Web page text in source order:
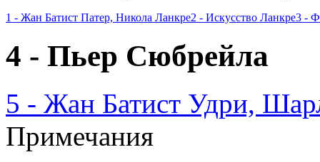
1 - Жан Батист Патер, Никола Ланкре2 - Искусство Ланкре3 -
4 - Пьер Сюбрейла
5 - Жан Батист Удри,
Примечания